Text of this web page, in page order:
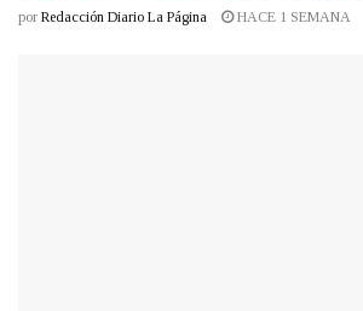
por Redacción Diario La Página HACE 1 SEMANA